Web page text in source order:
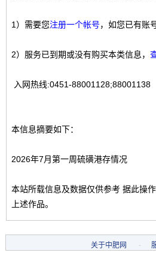
1）需要您注册一个帐号，如您已有账
2）服务已到期或没有购买本类信息，
入网热线:0451-88001128;88001138
本信息摘要如下：
2026年7月第一周硫磺港存情况
本站所载信息及数据仅供参考 据此操
上述作品。
关于中肥网 -